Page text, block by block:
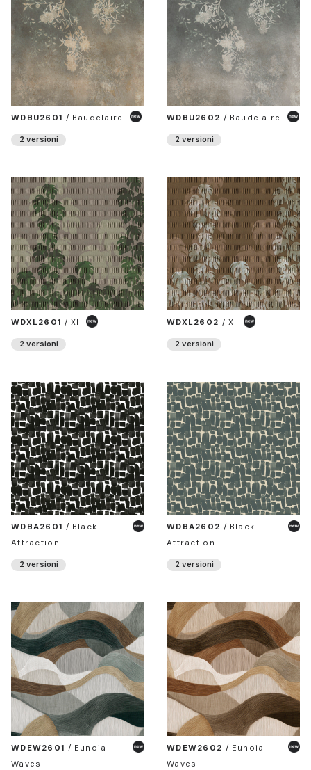
WDBU2601 / Baudelaire
2 versioni
WDBU2602 / Baudelaire
2 versioni
WDXL2601 / Xl
2 versioni
WDXL2602 / Xl
2 versioni
WDBA2601 / Black
Attraction
2 versioni
WDBA2602 / Black
Attraction
2 versioni
WDEW2601 / Eunoia
Waves
WDEW2602 / Eunoia
Waves